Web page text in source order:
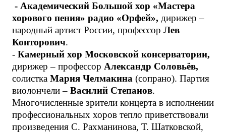
- Академический Большой хор «Мастера
хорового пения» радио «Орфей», дирижер –
народный артист России, профессор Лев
Конторович.
- Камерный хор Московской консерватории,
дирижер – профессор Александр Соловьёв,
солистка Мария Челмакина (сопрано). Партия
виолончели – Василий Степанов.
Многочисленные зрители концерта в исполнении
профессиональных хоров тепло приветствовали
произведения С. Рахманинова, Т. Шатковской,